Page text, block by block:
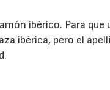
ibérico. Para que
ibérica, pero el